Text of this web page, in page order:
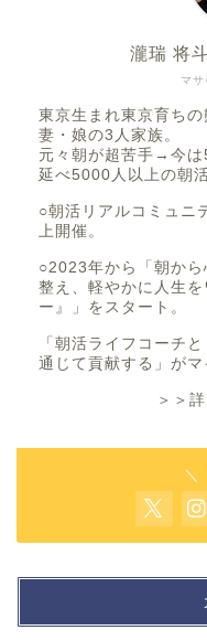
マ
瀧瑞 将
東京生まれ東京育ちの
妻・娘の3人家族。
元々朝が超苦手→今は
延べ5000人以上の朝
○朝活リアルコミュニ
上開催。
○2023年から「朝か
整え、軽やかに人生
ー』」をスタート。
「朝活ライフコーチ
通じて貢献する」がマ
＞＞
＼